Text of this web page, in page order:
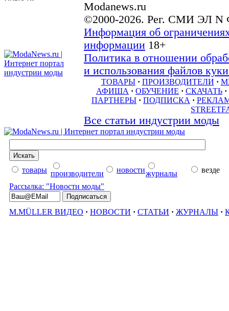
Modanews.ru
©2000-2026. Рег. СМИ ЭЛ N
Информация об
информации 18+
Политика в отношении
и использования файлов
ТОВАРЫ · ПРОИЗВОДИТЕЛИ ·
АФИША · ОБУЧЕНИЕ · СКАЧАТЬ ·
ПАРТНЕРЫ · ПОДПИСКА ·
Все статьи индустрии моды
товары производители новостижурналы
везде
Рассылка: "Новости моды"
M.MÜLLER ВИДЕО · НОВОСТИ · СТАТЬИ · ЖУРНАЛЫ ·